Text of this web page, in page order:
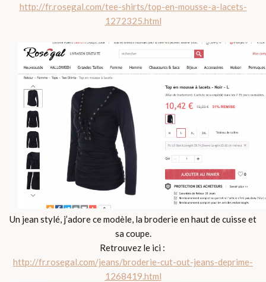
http://fr.rosegal.com/tee-shirts/top-en-mousse-a-lacets-
1272325.html
Un jean stylé, j’adore ce modèle, la broderie en haut de cuisse et
sa coupe.
Retrouvez le ici :
http://fr.rosegal.com/jeans/broderie-cut-out-jeans-deprime-
1268419.html